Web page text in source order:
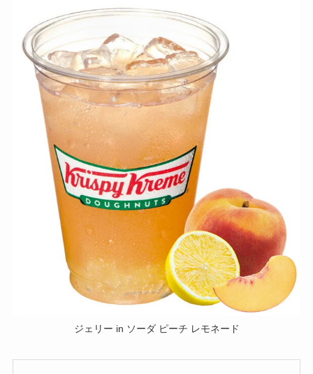
ジェリー in ソーダ ピーチ レモネード